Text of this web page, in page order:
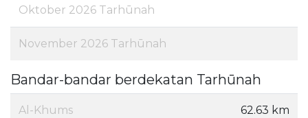
Oktober 2026 Tarhūnah
November 2026 Tarhūnah
Bandar-bandar berdekatan Tarhūnah
Al-Khums 62.63 km